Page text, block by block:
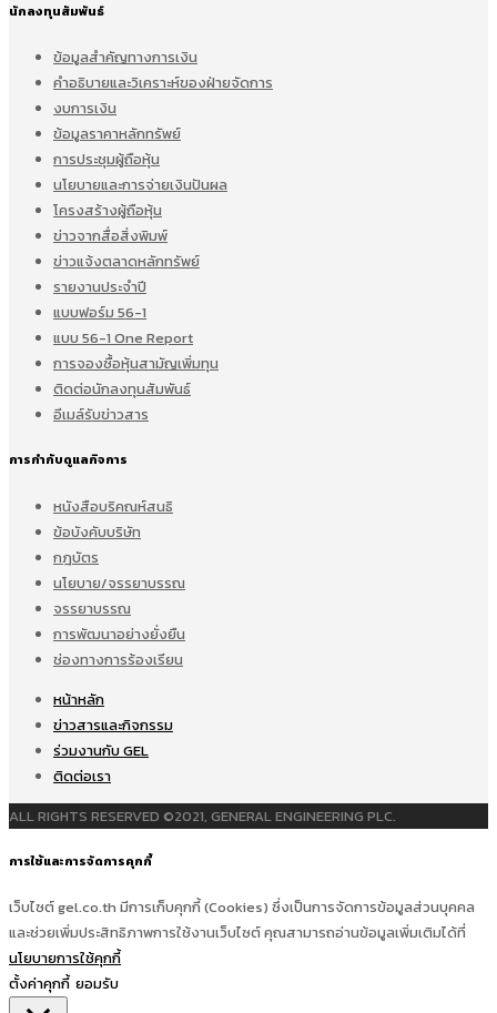
นักลงทุนสัมพันธ์
ข้อมูลสำคัญทางการเงิน
คำอธิบายและวิเคราะห์ของฝ่ายจัดการ
งบการเงิน
ข้อมูลราคาหลักทรัพย์
การประชุมผู้ถือหุ้น
นโยบายและการจ่ายเงินปันผล
โครงสร้างผู้ถือหุ้น
ข่าวจากสื่อสิ่งพิมพ์
ข่าวแจ้งตลาดหลักทรัพย์
รายงานประจำปี
แบบฟอร์ม 56-1
แบบ 56-1 One Report
การจองซื้อหุ้นสามัญเพิ่มทุน
ติดต่อนักลงทุนสัมพันธ์
อีเมล์รับข่าวสาร
การกำกับดูแลกิจการ
หนังสือบริคณห์สนธิ
ข้อบังคับบริษัท
กฎบัตร
นโยบาย/จรรยาบรรณ
จรรยาบรรณ
การพัฒนาอย่างยั่งยืน
ช่องทางการร้องเรียน
หน้าหลัก
ข่าวสารและกิจกรรม
ร่วมงานกับ GEL
ติดต่อเรา
ALL RIGHTS RESERVED ©2021, GENERAL ENGINEERING PLC.
การใช้และการจัดการคุกกี้
เว็บไซต์ gel.co.th มีการเก็บคุกกี้ (Cookies) ซึ่งเป็นการจัดการข้อมูลส่วนบุคคล
และช่วยเพิ่มประสิทธิภาพการใช้งานเว็บไซต์ คุณสามารถอ่านข้อมูลเพิ่มเติมได้ที่
นโยบายการใช้คุกกี้
ตั้งค่าคุกกี้ ยอมรับ